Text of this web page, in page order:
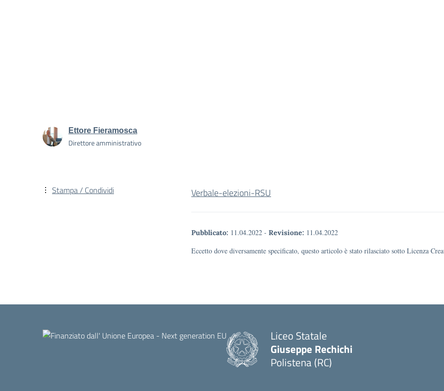
Ettore Fieramosca
Direttore amministrativo
Verbale-elezioni-RSU
Pubblicato: 11.04.2022 - Revisione: 11.04.2022
Eccetto dove diversamente specificato, questo articolo è stato rilasciato sotto Licenza
Stampa / Condividi
Liceo Statale
Giuseppe Rechichi
Polistena (RC)